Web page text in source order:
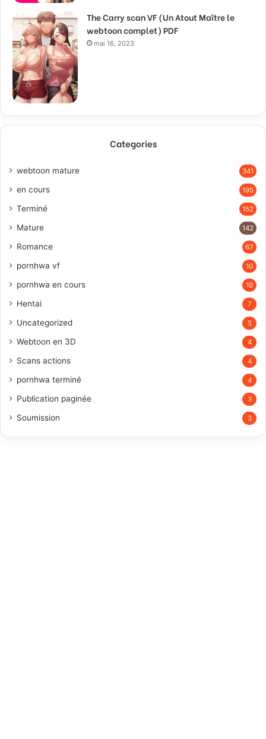
The Carry scan VF (Un Atout Maître le
webtoon complet) PDF
mai 16, 2023
Categories
webtoon mature 341
en cours 195
Terminé 152
Mature 142
Romance 67
pornhwa vf 10
pornhwa en cours 10
Hentai 7
Uncategorized 5
Webtoon en 3D 4
Scans actions 4
pornhwa terminé 4
Publication paginée 3
Soumission 3